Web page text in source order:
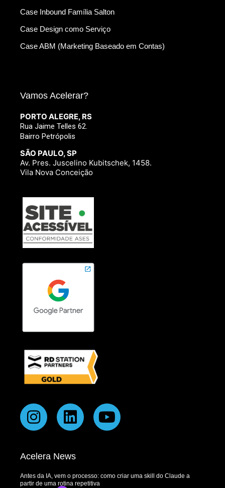
Case Inbound Família Salton
Case Design como Serviço
Case ABM (Marketing Baseado em Contas)
Vamos Acelerar?
PORTO ALEGRE, RS
Rua Jaime Telles 62.
Bairro Petrópolis
SÃO PAULO, SP
Av. Pres. Juscelino Kubitschek, 1458.
Vila Nova Conceição
Acelera News
Antes da IA, vem o processo: como criar uma skill do Claude a
partir de uma rotina repetitiva